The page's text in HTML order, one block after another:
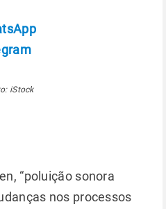
iStock
“poluição sonora
nos processos